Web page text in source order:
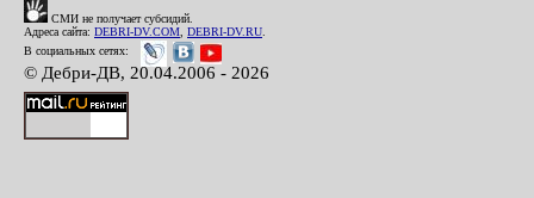
СМИ не получает субсидий.
Адреса сайта: DEBRI-DV.COM DEBRI-DV.RU
В социальных сетях:
© Дебри-ДВ, 20.04.2006 - 2026